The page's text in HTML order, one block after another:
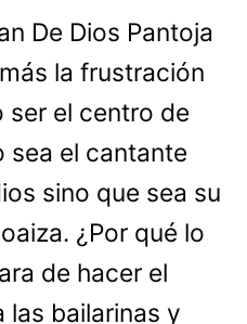
De Dios Pantoja
la frustración
ser el centro de
sea el cantante
sino que sea su
¿Por qué lo
de hacer el
las bailarinas y